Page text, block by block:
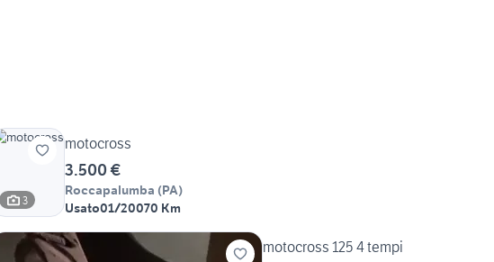
3
motocross
3.500 €
Roccapalumba (PA)
Usato01/20070 Km
motocross 125 4 tempi